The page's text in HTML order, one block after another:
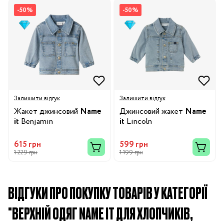
-50%
Залишити відгук
Жакет джинсовий Name
it Benjamin
615 грн
1 229 грн
-50%
Залишити відгук
Джинсовий жакет Name
it Lincoln
599 грн
1 199 грн
ВІДГУКИ ПРО ПОКУПКУ ТОВАРІВ У КАТЕГОРІЇ
"ВЕРХНІЙ ОДЯГ NAME IT ДЛЯ ХЛОПЧИКІВ,